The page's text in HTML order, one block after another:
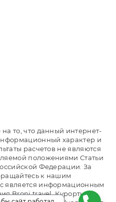
то, что данный интернет-
характер и
расчетов не являются
положениями Статьи
Федерации. За
к нашим
является информационным
Broni.travel. Курортный